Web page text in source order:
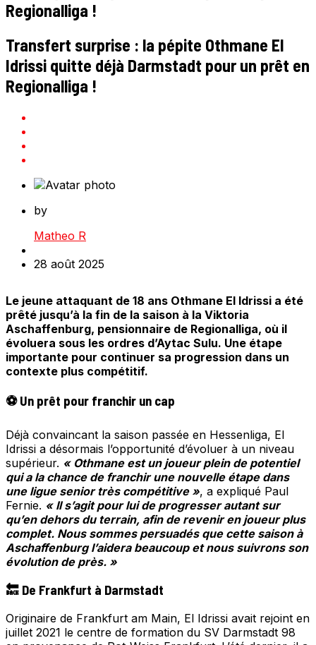
Regionalliga !
Transfert surprise : la pépite Othmane El
Idrissi quitte déjà Darmstadt pour un prêt en
Regionalliga !
by
Matheo R
28 août 2025
Le jeune attaquant de 18 ans Othmane El Idrissi a été
prêté jusqu’à la fin de la saison à la Viktoria
Aschaffenburg, pensionnaire de Regionalliga, où il
évoluera sous les ordres d’Aytac Sulu. Une étape
importante pour continuer sa progression dans un
contexte plus compétitif.
⚽ Un prêt pour franchir un cap
Déjà convaincant la saison passée en Hessenliga, El
Idrissi a désormais l’opportunité d’évoluer à un niveau
supérieur. « Othmane est un joueur plein de potentiel
qui a la chance de franchir une nouvelle étape dans
une ligue senior très compétitive », a expliqué Paul
Fernie. « Il s’agit pour lui de progresser autant sur
qu’en dehors du terrain, afin de revenir en joueur plus
complet. Nous sommes persuadés que cette saison à
Aschaffenburg l’aidera beaucoup et nous suivrons son
évolution de près. »
🔙 De Frankfurt à Darmstadt
Originaire de Frankfurt am Main, El Idrissi avait rejoint en
juillet 2021 le centre de formation du SV Darmstadt 98